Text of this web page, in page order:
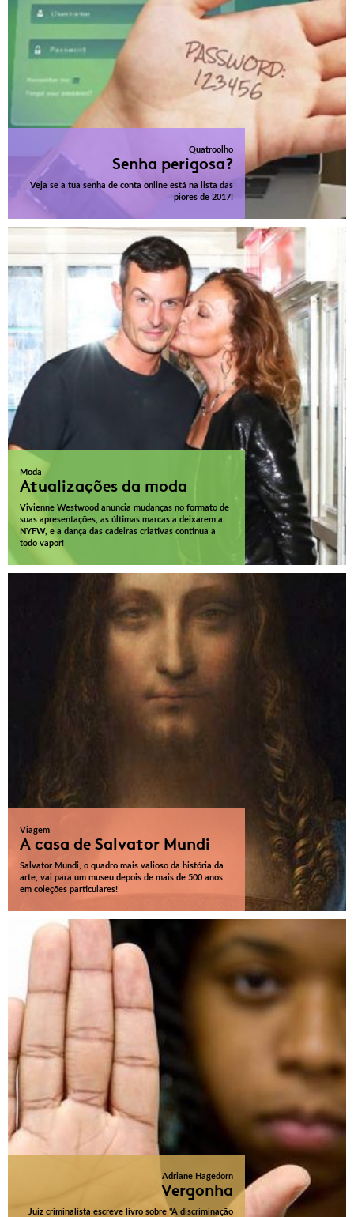
Quatroolho
Senha perigosa?
Veja se a tua senha de conta online está na lista das
piores de 2017!
Moda
Atualizações da moda
Vivienne Westwood anuncia mudanças no formato de
suas apresentações, as últimas marcas a deixarem a
NYFW, e a dança das cadeiras criativas continua a
todo vapor!
Viagem
A casa de Salvator Mundi
Salvator Mundi, o quadro mais valioso da história da
arte, vai para um museu depois de mais de 500 anos
em coleções particulares!
Adriane Hagedorn
Vergonha
Juiz criminalista escreve livro sobre "A discriminação